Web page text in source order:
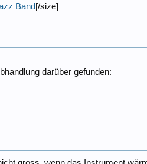
Band [/size]
darüber gefunden: